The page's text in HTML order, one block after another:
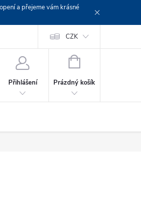
a přejeme vám krásné
Platba GoPay +420 603 319382
CZK
Přihlášení
NÁKUPNÍ
Prázdný košík